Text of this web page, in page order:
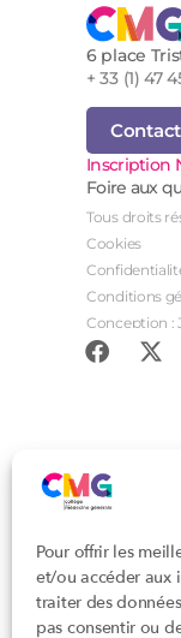
Pour offrir les
et/ou accéder aux
traiter des
pas consentir ou
6 place
+ 33 (1) 47
Inscription
Foire aux
Tous droits
Cookies
Conditions
Conception :